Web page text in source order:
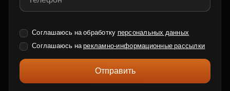
Соглашаюсь на обработку персональных данных
Соглашаюсь нарекламно-информационные рассылки
Отправить